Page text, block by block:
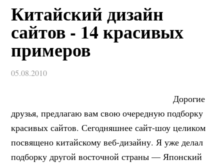
Китайский дизайн
сайтов - 14 красивых
примеров
05.08.2010
Дорогие
друзья, предлагаю вам свою очередную подборку
красивых сайтов. Сегодняшнее сайт-шоу целиком
посвящено китайскому веб-дизайну. Я уже делал
подборку другой восточной страны — Японский